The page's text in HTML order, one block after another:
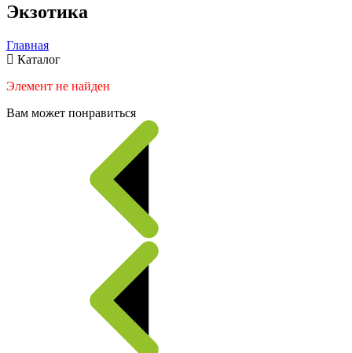
Экзотика
Главная
Каталог
Элемент не найден
Вам может понравиться